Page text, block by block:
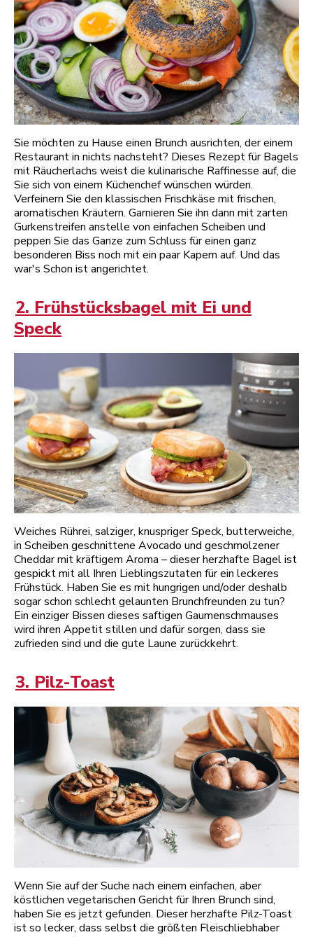
Sie möchten zu Hause einen Brunch ausrichten, der einem
Restaurant in nichts nachsteht? Dieses Rezept für Bagels
mit Räucherlachs weist die kulinarische Raffinesse auf, die
Sie sich von einem Küchenchef wünschen würden.
Verfeinern Sie den klassischen Frischkäse mit frischen,
aromatischen Kräutern. Garnieren Sie ihn dann mit zarten
Gurkenstreifen anstelle von einfachen Scheiben und
peppen Sie das Ganze zum Schluss für einen ganz
besonderen Biss noch mit ein paar Kapern auf. Und das
war's Schon ist angerichtet.
2. Frühstücksbagel mit Ei und
Speck
Weiches Rührei, salziger, knuspriger Speck, butterweiche,
in Scheiben geschnittene Avocado und geschmolzener
Cheddar mit kräftigem Aroma – dieser herzhafte Bagel ist
gespickt mit all Ihren Lieblingszutaten für ein leckeres
Frühstück. Haben Sie es mit hungrigen und/oder deshalb
sogar schon schlecht gelaunten Brunchfreunden zu tun?
Ein einziger Bissen dieses saftigen Gaumenschmauses
wird ihren Appetit stillen und dafür sorgen, dass sie
zufrieden sind und die gute Laune zurückkehrt.
3. Pilz-Toast
Wenn Sie auf der Suche nach einem einfachen, aber
köstlichen vegetarischen Gericht für Ihren Brunch sind,
haben Sie es jetzt gefunden. Dieser herzhafte Pilz-Toast
ist so lecker, dass selbst die größten Fleischliebhaber